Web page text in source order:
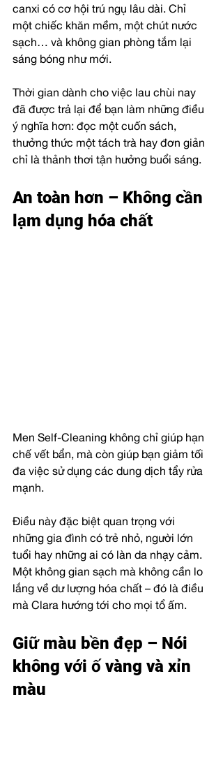
canxi có cơ hội trú ngụ lâu dài. Chỉ
một chiếc khăn mềm, một chút nước
sạch… và không gian phòng tắm lại
sáng bóng như mới.
Thời gian dành cho việc lau chùi nay
đã được trả lại để bạn làm những điều
ý nghĩa hơn: đọc một cuốn sách,
thưởng thức một tách trà hay đơn giản
chỉ là thảnh thơi tận hưởng buổi sáng.
An toàn hơn – Không cần
lạm dụng hóa chất
Men Self-Cleaning không chỉ giúp hạn
chế vết bẩn, mà còn giúp bạn giảm tối
đa việc sử dụng các dung dịch tẩy rửa
mạnh.
Điều này đặc biệt quan trọng với
những gia đình có trẻ nhỏ, người lớn
tuổi hay những ai có làn da nhạy cảm.
Một không gian sạch mà không cần lo
lắng về dư lượng hóa chất – đó là điều
mà Clara hướng tới cho mọi tổ ấm.
Giữ màu bền đẹp – Nói
không với ố vàng và xỉn
màu